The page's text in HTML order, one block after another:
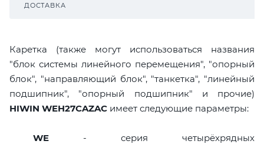
ДОСТАВКА
Каретка (также могут использоваться названия
"блок системы линейного перемещения", "опорный
блок", "направляющий блок", "танкетка", "линейный
подшипник", "опорный подшипник" и прочие)
HIWIN WEH27CAZAC имеет следующие параметры:
WE - серия четырёхрядных